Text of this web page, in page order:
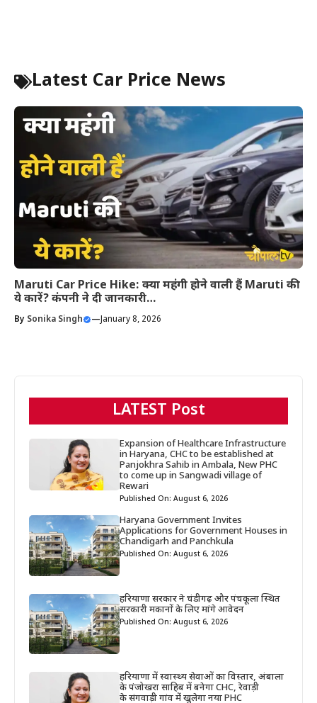
Latest Car Price News
Maruti Car Price Hike: क्या महंगी होने वाली हैं Maruti की
ये कारें? कंपनी ने दी जानकारी…
By Sonika Singh —January 8, 2026
LATEST Post
Expansion of Healthcare Infrastructure
in Haryana, CHC to be established at
Panjokhra Sahib in Ambala, New PHC
to come up in Sangwadi village of
Rewari
Published On: August 6, 2026
Haryana Government Invites
Applications for Government Houses in
Chandigarh and Panchkula
Published On: August 6, 2026
हरियाणा सरकार ने चंडीगढ़ और पंचकूला स्थित
सरकारी मकानों के लिए मांगे आवेदन
Published On: August 6, 2026
हरियाणा में स्वास्थ्य सेवाओं का विस्तार, अंबाला
के पंजोखरा साहिब में बनेगा CHC, रेवाड़ी
के संगवाड़ी गांव में खुलेगा नया PHC